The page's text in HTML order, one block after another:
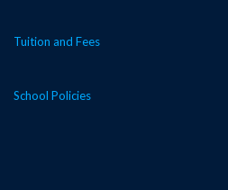
Tuition and Fees
School Policies